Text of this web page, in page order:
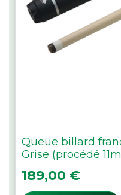
Queue billard
Grise (procédé
Prix
189,00 €